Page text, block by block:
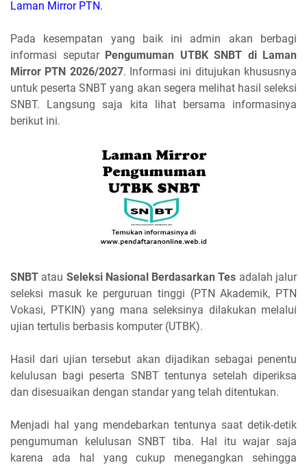
Laman Mirror PTN.
Pada kesempatan yang baik ini admin akan berbagi
informasi seputar Pengumuman UTBK SNBT di Laman
Mirror PTN 2026/2027. Informasi ini ditujukan khususnya
untuk peserta SNBT yang akan segera melihat hasil seleksi
SNBT. Langsung saja kita lihat bersama informasinya
berikut ini.
SNBT atau Seleksi Nasional Berdasarkan Tes adalah jalur
seleksi masuk ke perguruan tinggi (PTN Akademik, PTN
Vokasi, PTKIN) yang mana seleksinya dilakukan melalui
ujian tertulis berbasis komputer (UTBK).
Hasil dari ujian tersebut akan dijadikan sebagai penentu
kelulusan bagi peserta SNBT tentunya setelah diperiksa
dan disesuaikan dengan standar yang telah ditentukan.
Menjadi hal yang mendebarkan tentunya saat detik-detik
pengumuman kelulusan SNBT tiba. Hal itu wajar saja
karena ada hal yang cukup menegangkan sehingga